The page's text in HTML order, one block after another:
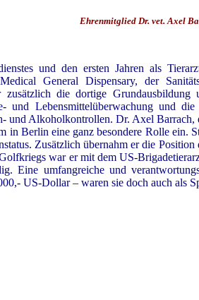
Ehrenmitglied Dr. vet. Axel
und den ersten Jahren als
General Dispensary, der
die dortige
und Lebensmittelüberwachung und
und Alkoholkontrollen. Dr. Axel Barrach,
in Berlin eine ganz besondere Rolle ein.
Zusätzlich übernahm er die
war er mit dem US-
Eine umfangreiche und
US-Dollar – waren sie doch auch als